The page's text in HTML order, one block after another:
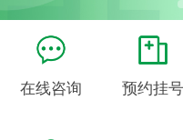
在线咨询 预约挂号